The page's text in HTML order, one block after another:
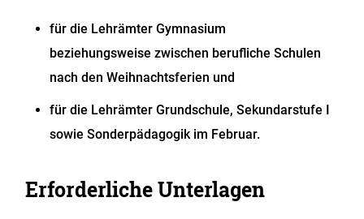
für die Lehrämter Gymnasium
beziehungsweisezwischen berufliche Schulen
nach den Weihnachtsferien und
für die Lehrämter Grundschule, Sekundarstufe I
sowie Sonderpädagogik im Februar.
Erforderliche Unterlagen